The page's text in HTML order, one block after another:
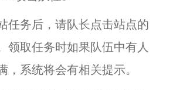
务后，请队长点击站点的
领取任务时如果队伍中有人
，系统将会有相关提示。